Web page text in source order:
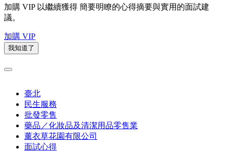
加購 VIP 以繼續獲得 簡要明瞭的心得摘要與實用的面試建
議。
加購 VIP
我知道了
臺北
民生服務
批發零售
藥品／化妝品及清潔用品零售業
薰衣草花園有限公司
面試心得